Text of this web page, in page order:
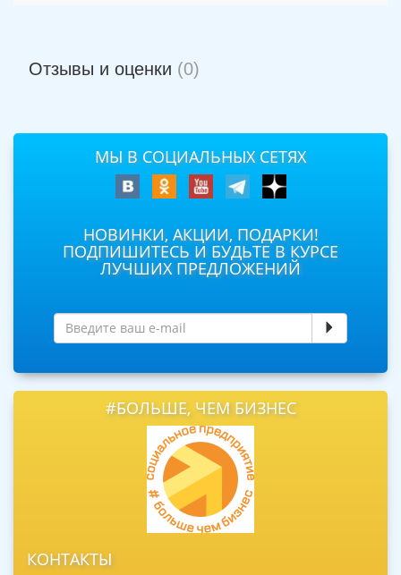
Отзывы и оценки (0)
МЫ В СОЦИАЛЬНЫХ СЕТЯХ
НОВИНКИ, АКЦИИ, ПОДАРКИ!
ПОДПИШИТЕСЬ И БУДЬТЕ В КУРСЕ
ЛУЧШИХ ПРЕДЛОЖЕНИЙ
#БОЛЬШЕ, ЧЕМ БИЗНЕС
КОНТАКТЫ